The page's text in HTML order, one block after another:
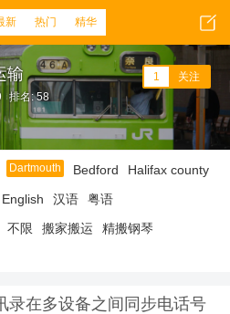
新 热门 精华
输
排名: 58
1 关注
Dartmouth Bedford
Halifax county
English 汉语
粤语
不限 搬家搬运
精搬钢琴
录在多设备之间同步电话号